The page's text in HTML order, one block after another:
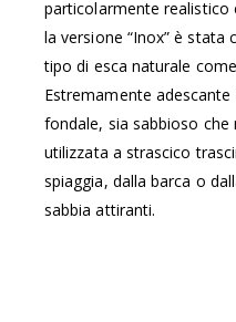
particolarmente realistico
la versione “Inox” è stata
tipo di esca naturale
Estremamente
fondale, sia sabbioso
utilizzata a strascico
spiaggia, dalla barca o
sabbia attiranti.